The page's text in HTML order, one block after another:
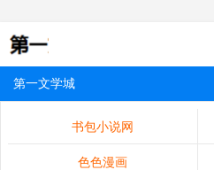
第一文学城
书包小说网
色色漫画